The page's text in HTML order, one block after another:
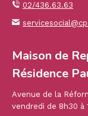
02/436.63.63
Maison de
Résidence
Avenue de la
vendredi de 8h30 à